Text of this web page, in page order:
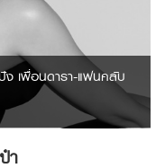
เพื่อนดารา-แฟนคลับ
า